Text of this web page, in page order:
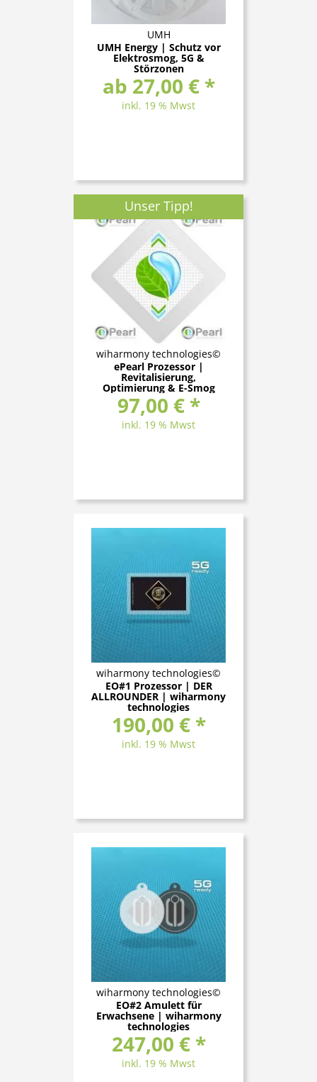
UMH
UMH Energy | Schutz vor
Elektrosmog, 5G &
Störzonen
ab 27,00 € *
inkl. 19 % Mwst
Unser Tipp!
wiharmony technologies©
ePearl Prozessor |
Revitalisierung,
Optimierung & E-Smog
Schutz
97,00 € *
inkl. 19 % Mwst
wiharmony technologies©
EO#1 Prozessor | DER
ALLROUNDER | wiharmony
technologies
190,00 € *
inkl. 19 % Mwst
wiharmony technologies©
EO#2 Amulett für
Erwachsene | wiharmony
technologies
247,00 € *
inkl. 19 % Mwst